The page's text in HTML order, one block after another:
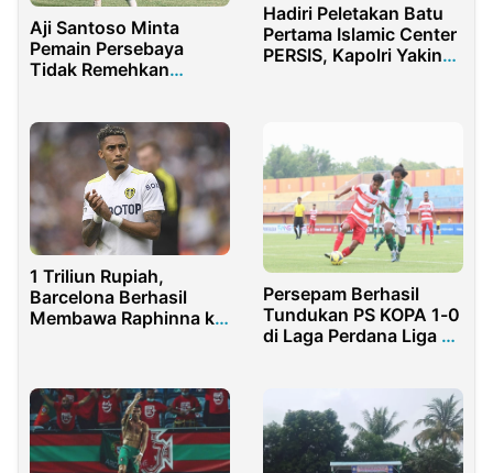
Aji Santoso Minta
Pemain Persebaya
Tidak Remehkan
Hadiri Peletakan Batu
Pertama Islamic Center
PERSIS, Kapolri Yakin
1 Triliun Rupiah,
Barcelona Berhasil
Membawa Raphinna ke
Persepam Berhasil
Tundukan PS KOPA 1-0
di Laga Perdana Liga 3